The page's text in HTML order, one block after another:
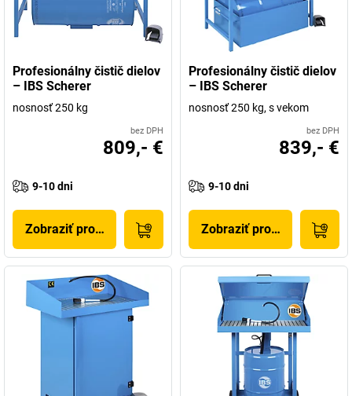
Profesionálny čistič dielov
– IBS Scherer
nosnosť 250 kg
bez DPH
809,- €
9-10 dni
Zobraziť produkt
Profesionálny čistič dielov
– IBS Scherer
nosnosť 250 kg, s vekom
bez DPH
839,- €
9-10 dni
Zobraziť produkt